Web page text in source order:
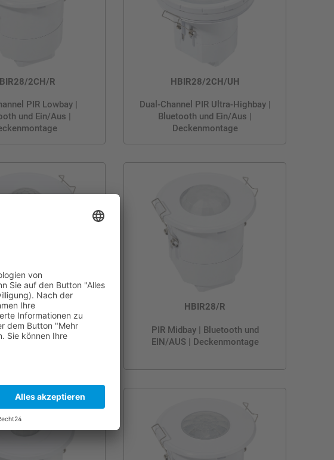
2CH/R
PIR Lowbay |
und Ein/Aus |
HBIR28/2CH/UH
Dual-Channel PIR Ultra-Highbay |
Bluetooth und Ein/Aus |
Deckenmontage
HBIR28/H
| Bluetooth und
| Deckenmontage
HBIR28/R
PIR Midbay | Bluetooth und
EIN/AUS | Deckenmontage